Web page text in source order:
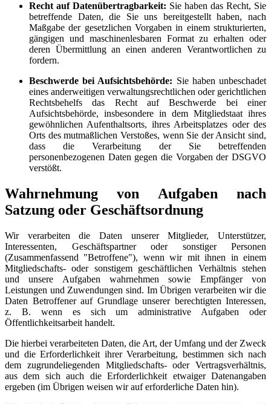
Recht auf Datenübertragbarkeit: Sie haben das Recht, Sie
betreffende Daten, die Sie uns bereitgestellt haben, nach
Maßgabe der gesetzlichen Vorgaben in einem strukturierten,
gängigen und maschinenlesbaren Format zu erhalten oder
deren Übermittlung an einen anderen Verantwortlichen zu
fordern.
Beschwerde bei Aufsichtsbehörde: Sie haben unbeschadet
eines anderweitigen verwaltungsrechtlichen oder gerichtlichen
Rechtsbehelfs das Recht auf Beschwerde bei einer
Aufsichtsbehörde, insbesondere in dem Mitgliedstaat ihres
gewöhnlichen Aufenthaltsorts, ihres Arbeitsplatzes oder des
Orts des mutmaßlichen Verstoßes, wenn Sie der Ansicht sind,
dass die Verarbeitung der Sie betreffenden
personenbezogenen Daten gegen die Vorgaben der DSGVO
verstößt.
Wahrnehmung von Aufgaben nach
Satzung oder Geschäftsordnung
Wir verarbeiten die Daten unserer Mitglieder, Unterstützer,
Interessenten, Geschäftspartner oder sonstiger Personen
(Zusammenfassend "Betroffene"), wenn wir mit ihnen in einem
Mitgliedschafts- oder sonstigem geschäftlichen Verhältnis stehen
und unsere Aufgaben wahrnehmen sowie Empfänger von
Leistungen und Zuwendungen sind. Im Übrigen verarbeiten wir die
Daten Betroffener auf Grundlage unserer berechtigten Interessen,
z. B. wenn es sich um administrative Aufgaben oder
Öffentlichkeitsarbeit handelt.
Die hierbei verarbeiteten Daten, die Art, der Umfang und der Zweck
und die Erforderlichkeit ihrer Verarbeitung, bestimmen sich nach
dem zugrundeliegenden Mitgliedschafts- oder Vertragsverhältnis,
aus dem sich auch die Erforderlichkeit etwaiger Datenangaben
ergeben (im Übrigen weisen wir auf erforderliche Daten hin).